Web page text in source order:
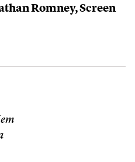
Romney, Screen